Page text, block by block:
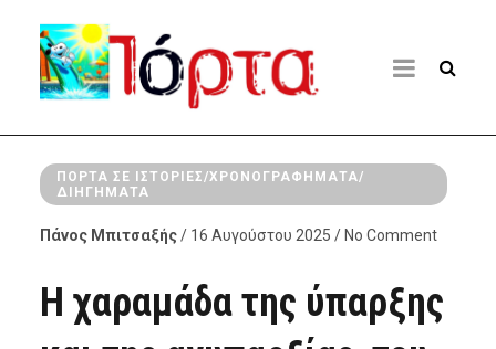
ΠΌΡΤΑ ΣΕ ΙΣΤΟΡΊΕΣ/ΧΡΟΝΟΓΡΑΦΉΜΑΤΑ/
ΔΙΗΓΉΜΑΤΑ
Πάνος Μπιτσαξής/ 16 Αυγούστου 2025 / No Comment
Η χαραμάδα της ύπαρξης